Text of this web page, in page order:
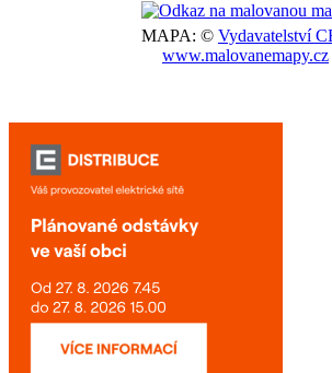
MAPA: © Vydavatelství
www.malovanemapy.cz